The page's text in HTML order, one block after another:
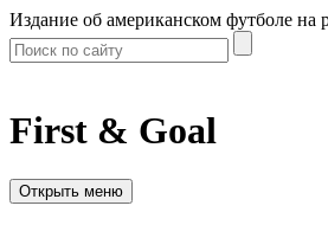
Издание об американском футболе на
First & Goal
Открыть меню